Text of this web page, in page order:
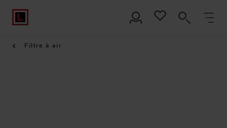
Filtre à air